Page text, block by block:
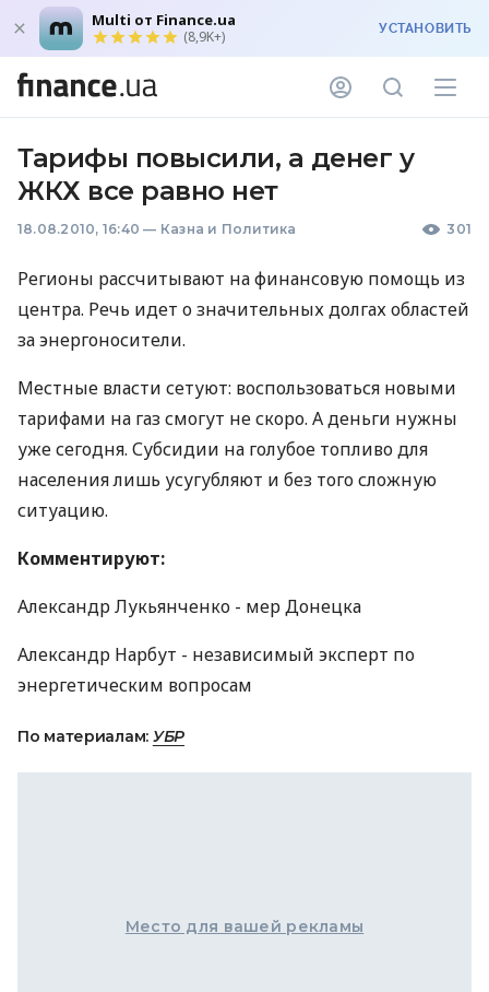
Multi от Finance.ua
(8,9K+) УСТАНОВИТЬ
Тарифы повысили, а денег у
ЖКХ все равно нет
18.08.2010, 16:40 — Казна и Политика 301
Регионы рассчитывают на финансовую помощь из
центра. Речь идет о значительных долгах областей
за энергоносители.
Местные власти сетуют: воспользоваться новыми
тарифами на газ смогут не скоро. А деньги нужны
уже сегодня. Субсидии на голубое топливо для
населения лишь усугубляют и без того сложную
ситуацию.
Комментируют:
Александр Лукьянченко - мер Донецка
Александр Нарбут - независимый эксперт по
энергетическим вопросам
По материалам: УБР
Место для вашей рекламы